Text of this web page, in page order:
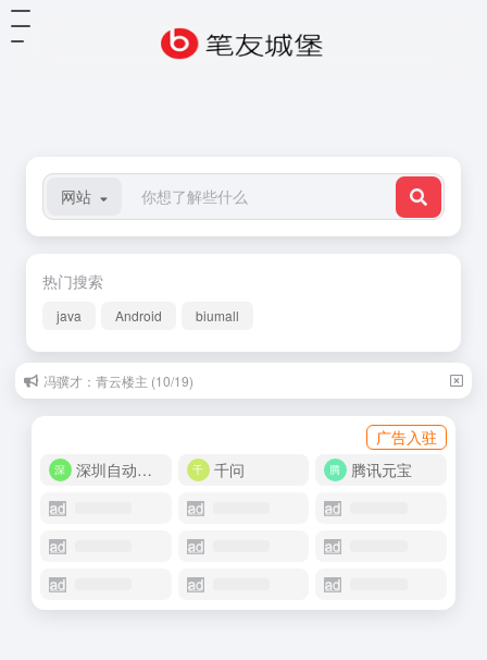
网站
热门搜索
java Android biumall
冯骥才：青云楼主 (10/19)
广告入驻
深圳自动化商城
千问 腾讯元宝